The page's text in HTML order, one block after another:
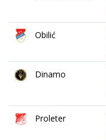
Obilić
Dinamo
Proleter